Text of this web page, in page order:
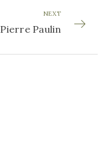
NEXT
Pierre Paulin